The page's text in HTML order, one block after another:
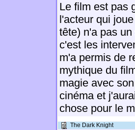
Le film est pas
l'acteur qui
tête) n'a pas
c'est les
m'a permis de
mythique du
magie avec
cinéma et
chose pour le
The Dark Knight